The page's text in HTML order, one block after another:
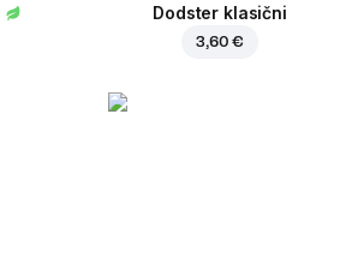
Dodster klasični
3,60 €